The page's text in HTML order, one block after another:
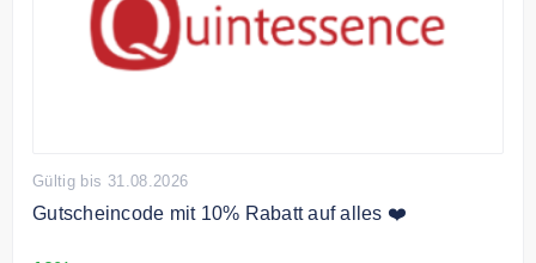
Gültig bis 31.08.2026
Gutscheincode mit 10% Rabatt auf alles ❤️